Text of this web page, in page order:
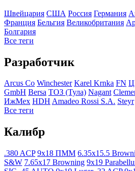
Швейцария США Росcия Германия
Франция Бельгия Великобритания
Болгария
Все теги
Разработчик
Arcus Co Winchester Karel Krnka FN
GmbH Bersa ТОЗ (Тула) Nagant
ИжМех HDH Amadeo Rossi S.A. Steyr
Все теги
Калибр
.380 ACP 9x18 ПММ 6.35x15.5
S&W 7.65x17 Browning 9x19